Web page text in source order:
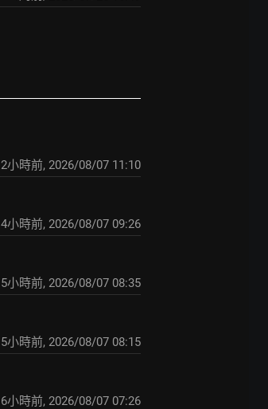
2小時前, 2026/08/07 11:10
4小時前, 2026/08/07 09:26
5小時前, 2026/08/07 08:35
5小時前, 2026/08/07 08:15
6小時前, 2026/08/07 07:26